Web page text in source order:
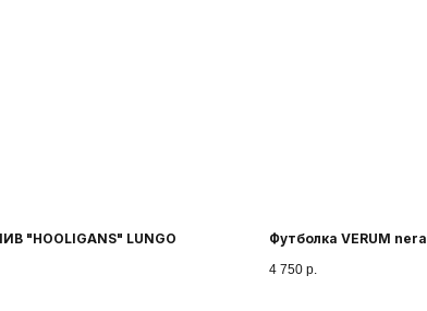
"HOOLIGANS" LUNGO Футболка VERUM nera
4 750 р.
КАТАЛОГ SALE
КОЛЛАБОРАЦИИ
ПАРТНЕРАМ